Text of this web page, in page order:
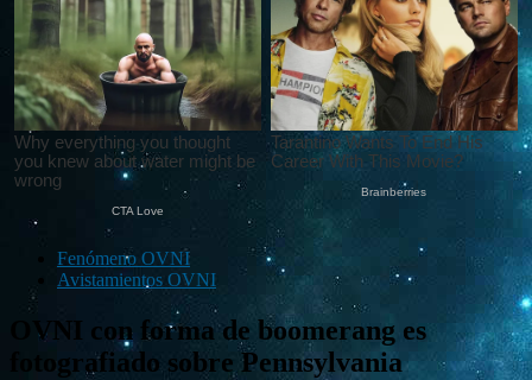
Fenómeno OVNI
Avistamientos OVNI
OVNI con forma de boomerang es
fotografiado sobre Pennsylvania